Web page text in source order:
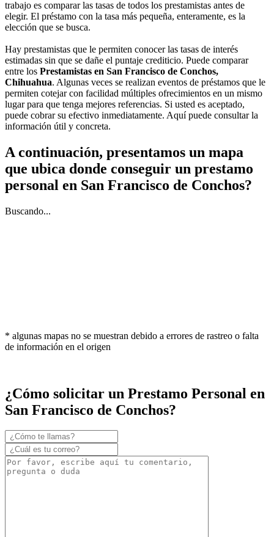
trabajo es comparar las tasas de todos los prestamistas antes de
elegir. El préstamo con la tasa más pequeña, enteramente, es la
elección que se busca.
Hay prestamistas que le permiten conocer las tasas de interés
estimadas sin que se dañe el puntaje crediticio. Puede comparar
entre los Prestamistas en San Francisco de Conchos,
Chihuahua. Algunas veces se realizan eventos de préstamos que le
permiten cotejar con facilidad múltiples ofrecimientos en un mismo
lugar para que tenga mejores referencias. Si usted es aceptado,
puede cobrar su efectivo inmediatamente. Aquí puede consultar la
información útil y concreta.
A continuación, presentamos un mapa
que ubica donde conseguir un prestamo
personal en San Francisco de Conchos?
Buscando...
* algunas mapas no se muestran debido a errores de rastreo o falta
de información en el origen
¿Cómo solicitar un Prestamo Personal en
San Francisco de Conchos?